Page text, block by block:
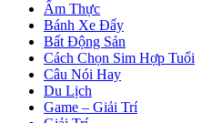
Ẩm Thực
Bánh Xe Đẩy
Bất Động Sản
Cách Chọn Sim Hợp Tuổi
Câu Nói Hay
Du Lịch
Game – Giải Trí